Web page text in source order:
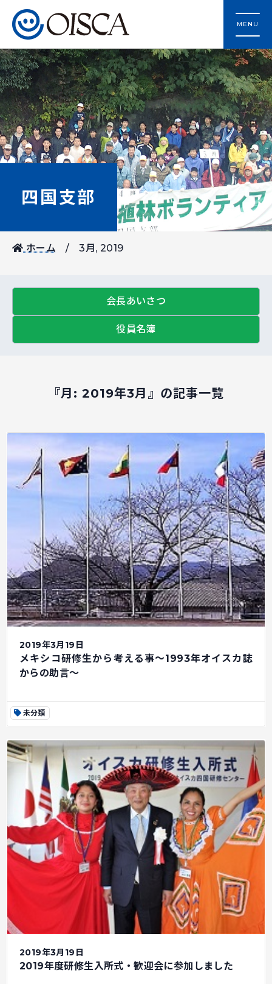
MENU
四国支部
ホーム 3月, 2019
会長あいさつ
役員名簿
『月: 2019年3月 』の記事一覧
2019年3月19日
メキシコ研修生から考える事～1993年オイスカ誌
からの助言～
未分類
2019年3月19日
2019年度研修生入所式・歓迎会に参加しました